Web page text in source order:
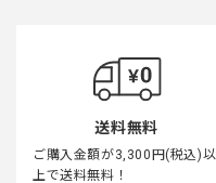
送料無料
ご購入金額が3,300円(税込)以
上で送料無料！